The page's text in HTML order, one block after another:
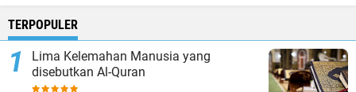
TERPOPULER
Lima Kelemahan Manusia yang
disebutkan Al-Quran